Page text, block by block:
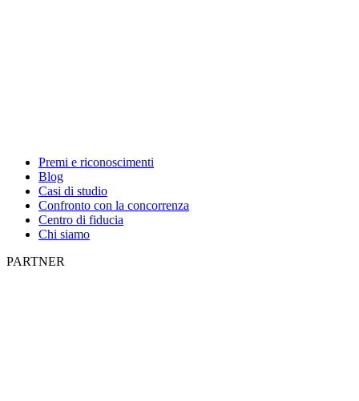
Premi e riconoscimenti
Blog
Casi di studio
Confronto con la concorrenza
Centro di fiducia
Chi siamo
PARTNER